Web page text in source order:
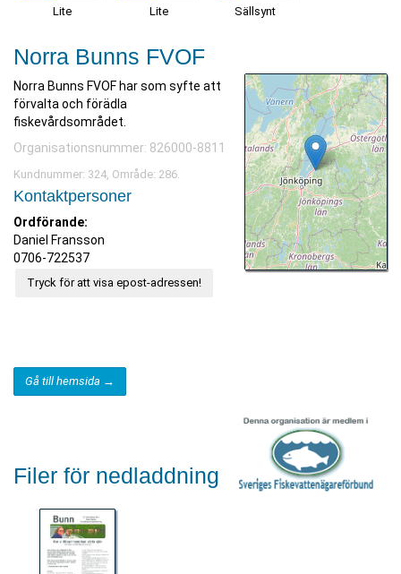
Lite Lite Sällsynt
Norra Bunns FVOF
Norra Bunns FVOF har som syfte att
förvalta och förädla
fiskevårdsområdet.
Organisationsnummer: 826000-8811
Kundnummer: 324, Område: 286.
Kontaktpersoner
Ordförande:
Daniel Fransson
0706-722537
Tryck för att visa epost-adressen!
Gå till hemsida →
Filer för nedladdning